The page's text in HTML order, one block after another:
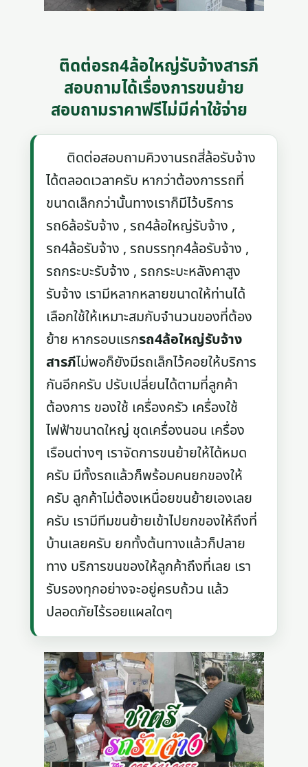
ติดต่อรถ4ล้อใหญ่รับจ้างสารภี
สอบถามได้เรื่องการขนย้าย
สอบถามราคาฟรีไม่มีค่าใช้จ่าย
ติดต่อสอบถามคิวงานรถสี่ล้อรับจ้าง
ได้ตลอดเวลาครับ หากว่าต้องการรถที่
ขนาดเล็กกว่านั้นทางเราก็มีไว้บริการ
รถ6ล้อรับจ้าง , รถ4ล้อใหญ่รับจ้าง ,
รถ4ล้อรับจ้าง , รถบรรทุก4ล้อรับจ้าง ,
รถกระบะรับจ้าง , รถกระบะหลังคาสูง
รับจ้าง เรามีหลากหลายขนาดให้ท่านได้
เลือกใช้ให้เหมาะสมกับจำนวนของที่ต้อง
ย้าย หากรอบแรกรถ4ล้อใหญ่รับจ้าง
สารภีไม่พอก็ยังมีรถเล็กไว้คอยให้บริการ
กันอีกครับ ปรับเปลี่ยนได้ตามที่ลูกค้า
ต้องการ ของใช้ เครื่องครัว เครื่องใช้
ไฟฟ้าขนาดใหญ่ ชุดเครื่องนอน เครื่อง
เรือนต่างๆ เราจัดการขนย้ายให้ได้หมด
ครับ มีทั้งรถแล้วก็พร้อมคนยกของให้
ครับ ลูกค้าไม่ต้องเหนื่อยขนย้ายเองเลย
ครับ เรามีทีมขนย้ายเข้าไปยกของให้ถึงที่
บ้านเลยครับ ยกทั้งต้นทางแล้วก็ปลาย
ทาง บริการขนของให้ลูกค้าถึงที่เลย เรา
รับรองทุกอย่างจะอยู่ครบถ้วน แล้ว
ปลอดภัยไร้รอยแผลใดๆ